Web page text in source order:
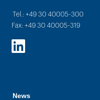
Tel.: +49 30 40005-300
Fax: +49 30 40005-319
LinkedIn
News